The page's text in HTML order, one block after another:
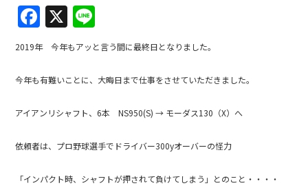
F
a
e
b
o
o
k
X
n
e
2019年 今年もアッと言う間に最終日となりました。
今年も有難いことに、大晦日まで仕事をさせていただきました。
アイアンリシャフト、6本 NS950(S) → モーダス130（X）へ
依頼者は、プロ野球選手でドライバー300yオーバーの怪力
「インパクト時、シャフトが押されて負けてしまう」とのこと・・・・